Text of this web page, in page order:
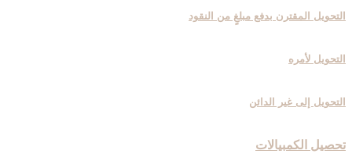
التحويل المقترن بدفع مبلغٍ من النقود
التحويل لأمره
التحويل إلى غير الدائن
تحصيل الكمبيالات